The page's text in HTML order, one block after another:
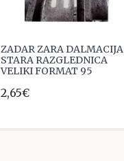
ZADAR ZARA DALMACIJA
STARA RAZGLEDNICA
VELIKI FORMAT 95
2,65€